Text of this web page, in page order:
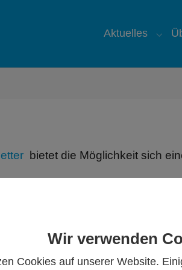
Wir verwenden
Cookies auf unserer Website.
Aktuelles
bietet die Möglichkeit sich
beendet
die die katholische